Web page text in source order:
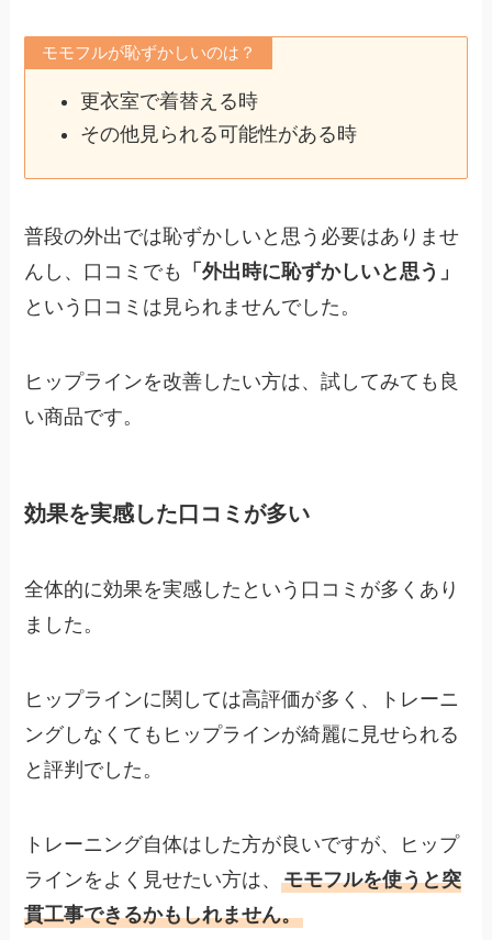
モモフルが恥ずかしいのは？
更衣室で着替える時
その他見られる可能性がある時
普段の外出では恥ずかしいと思う必要はありませ
んし、口コミでも
「外出時に恥ずかしいと思う」
という口コミは見られませんでした。
ヒップラインを改善したい方は、試してみても良
い商品です。
効果を実感した口コミが多い
全体的に効果を実感したという口コミが多くあり
ました。
ヒップラインに関しては高評価が多く、トレーニ
ングしなくてもヒップラインが綺麗に見せられる
と評判でした。
トレーニング自体はした方が良いですが、ヒップ
ラインをよく見せたい方は、モモフルを使うと突
貫工事できるかもしれません。